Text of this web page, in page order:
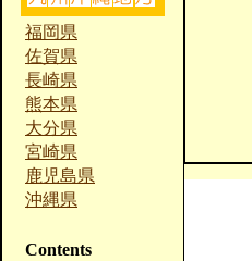
福岡県
佐賀県
長崎県
熊本県
大分県
宮崎県
鹿児島県
沖縄県
Contents